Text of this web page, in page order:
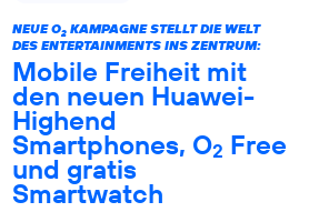
NEUE O2KAMPAGNE STELLT DIE WELT
DES ENTERTAINMENTS INS ZENTRUM:
Mobile Freiheit mit
den neuen Huawei-
Highend
Smartphones, O2 Free
und gratis
Smartwatch